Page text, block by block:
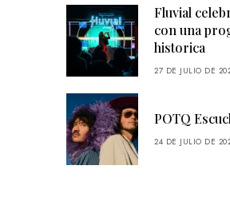
Fluvial
con una
historica
27 DE JULIO DE
POTQ
24 DE JULIO DE